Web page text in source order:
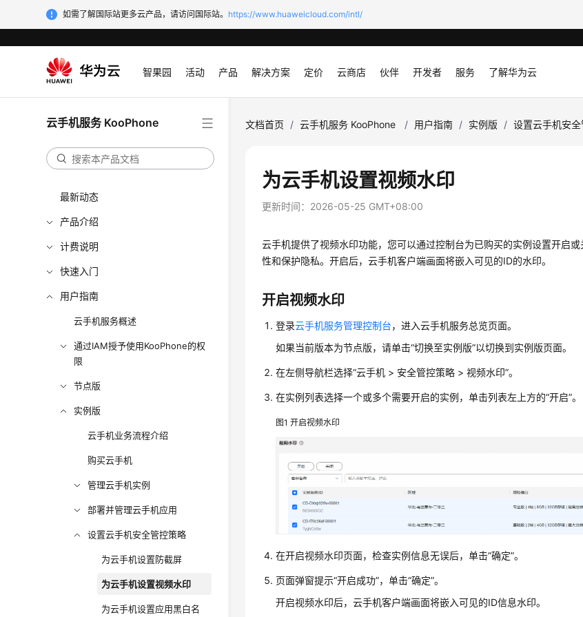
如需了解国际站更多云产品，请访问国际站。 https://www.huaweicloud.com/intl/
智果园 活动 产品 解决方案 定价 云商店 伙伴 开发者 服务 了解华为云
云手机服务 KooPhone
最新动态
产品介绍
计费说明
快速入门
用户指南
云手机服务概述
通过IAM授予使用KooPhone的权
限
节点版
实例版
云手机业务流程介绍
购买云手机
管理云手机实例
部署并管理云手机应用
设置云手机安全管控策略
为云手机设置防截屏
为云手机设置视频水印
为云手机设置应用黑白名
文档首页 / 云手机服务 KooPhone / 用户指南 / 实例版 / 设置云手机安
为云手机设置视频水印
更新时间： 2026-05-25 GMT+08:00
云手机提供了视频水印功能，您可以通过控制台为已购买的实例设置开启
性和保护隐私。开启后，云手机客户端画面将嵌入可见的ID的水印。
开启视频水印
登录云手机服务管理控制台，进入云手机服务总览页面。
如果当前版本为节点版，请单击“切换至实例版”以切换到实例版页面。
在左侧导航栏选择“云手机 > 安全管控策略 > 视频水印”。
在实例列表选择一个或多个需要开启的实例，单击列表左上方的“开启”。
图1开启视频水印
在开启视频水印页面，检查实例信息无误后，单击“确定”。
页面弹窗提示“开启成功”，单击“确定”。
开启视频水印后，云手机客户端画面将嵌入可见的ID信息水印。